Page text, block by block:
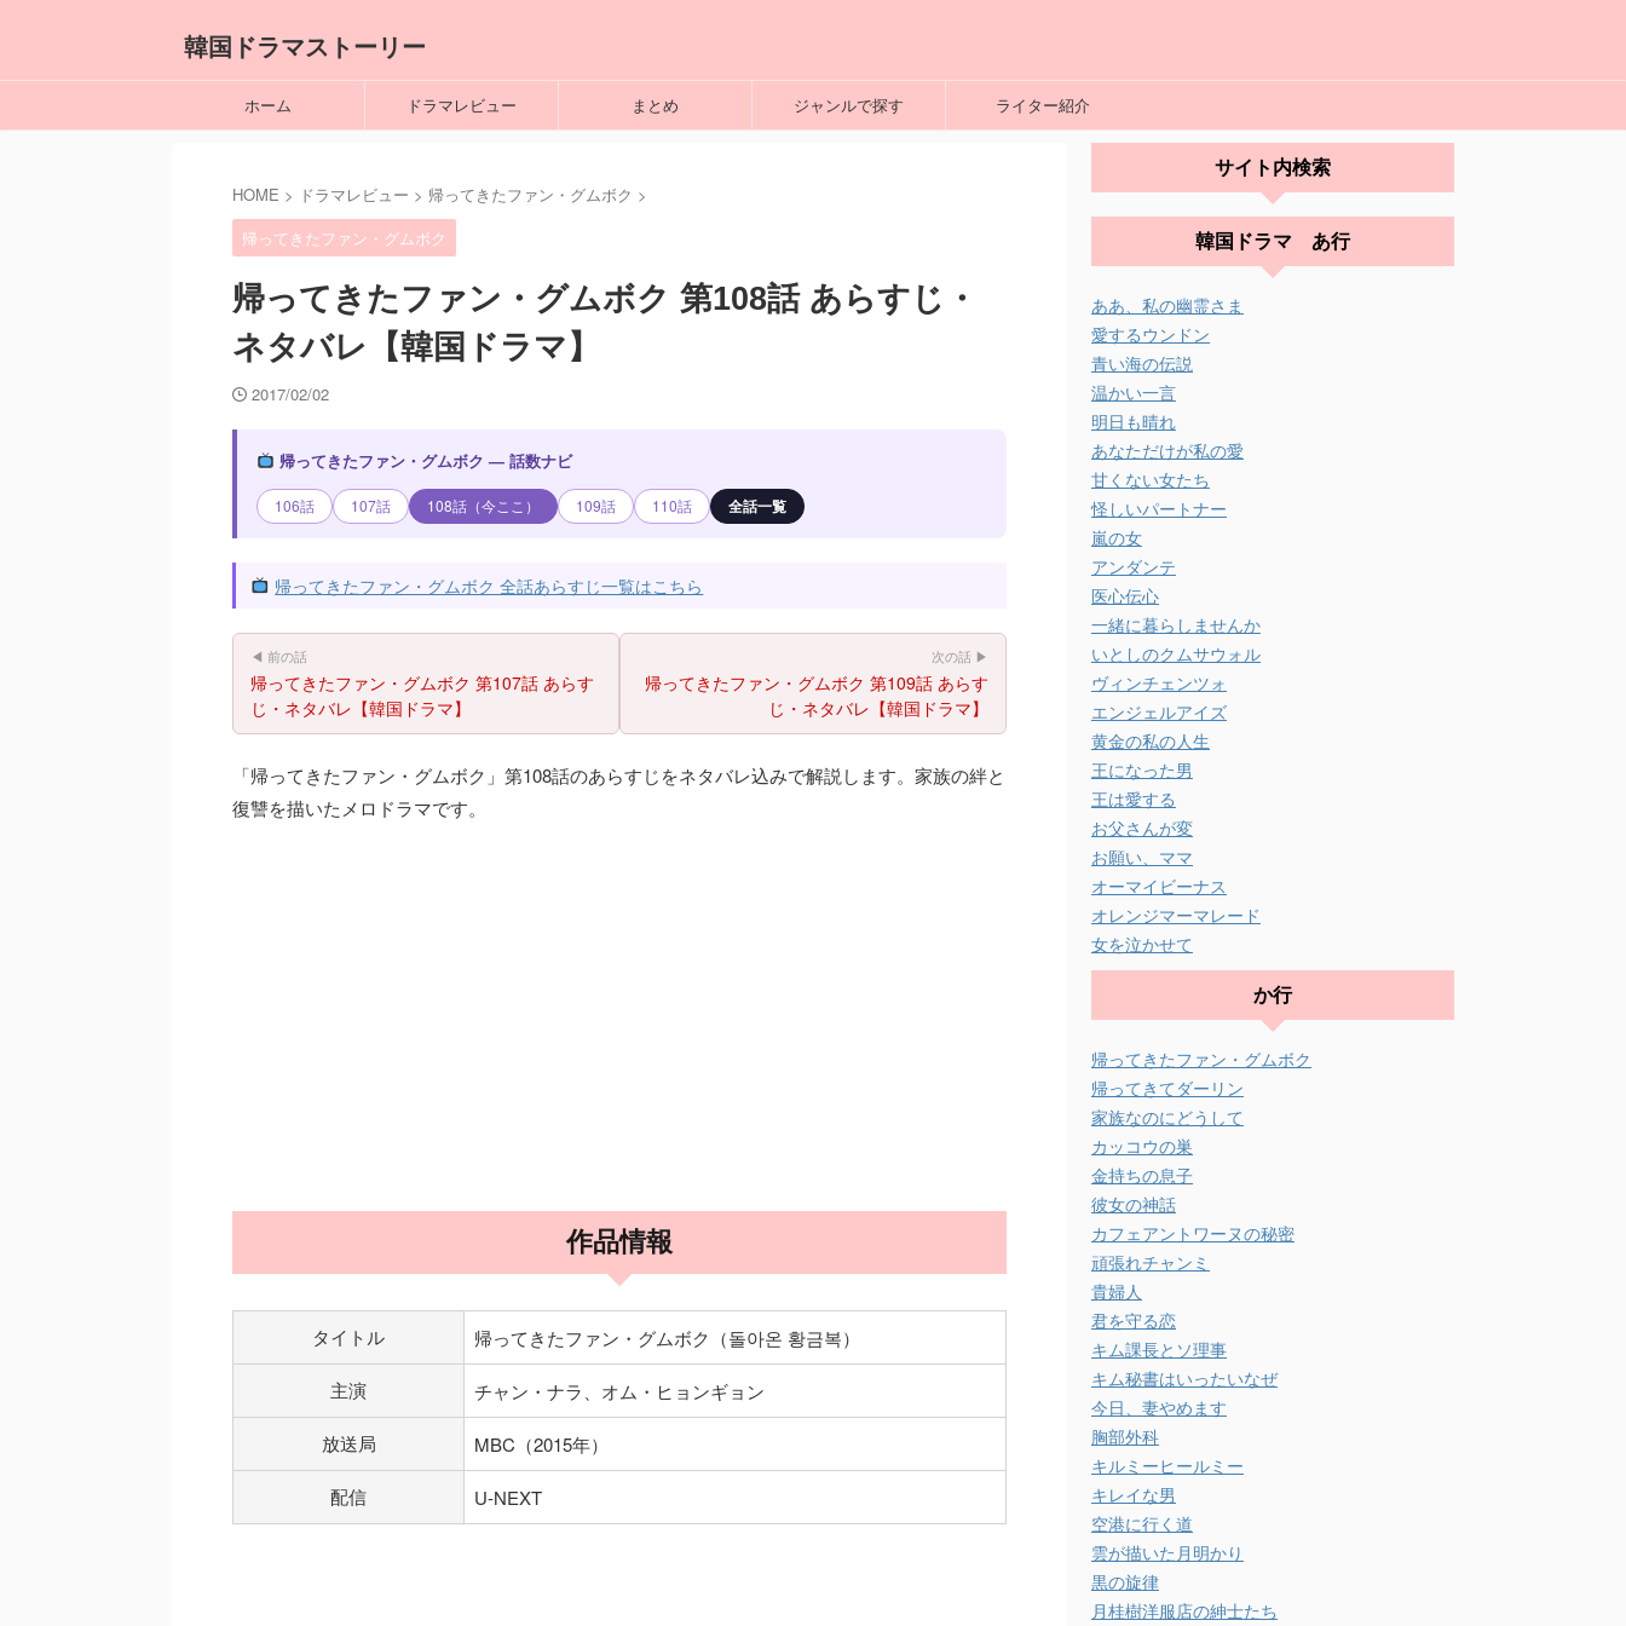
韓国ドラマストーリー
ホーム ドラマレビュー まとめ ジャンルで探す ライター紹介
HOME > ドラマレビュー > 帰ってきたファン・グムボク >
帰ってきたファン・グムボク
帰ってきたファン・グムボク 第108話 あらすじ・
ネタバレ【韓国ドラマ】
2017/02/02
帰ってきたファン・グムボク — 話数ナビ
106話 107話 108話（今ここ） 109話 110話 全話一覧
帰ってきたファン・グムボク 全話あらすじ一覧はこちら
◀ 前の話
帰ってきたファン・グムボク 第107話 あらす
じ・ネタバレ【韓国ドラマ】
次の話 ▶
帰ってきたファン・グムボク 第109話 あらす
じ・ネタバレ【韓国ドラマ】
「帰ってきたファン・グムボク」第108話のあらすじをネタバレ込みで解説します。家族の絆と
復讐を描いたメロドラマです。
作品情報
タイトル 帰ってきたファン・グムボク（돌아온 황금복）
主演 チャン・ナラ、オム・ヒョンギョン
放送局 MBC（2015年）
配信 U-NEXT
サイト内検索
韓国ドラマ あ行
ああ、私の幽霊さま
愛するウンドン
青い海の伝説
温かい一言
明日も晴れ
あなただけが私の愛
甘くない女たち
怪しいパートナー
嵐の女
アンダンテ
医心伝心
一緒に暮らしませんか
いとしのクムサウォル
ヴィンチェンツォ
エンジェルアイズ
黄金の私の人生
王になった男
王は愛する
お父さんが変
お願い、ママ
オーマイビーナス
オレンジマーマレード
女を泣かせて
か行
帰ってきたファン・グムボク
帰ってきてダーリン
家族なのにどうして
カッコウの巣
金持ちの息子
彼女の神話
カフェアントワーヌの秘密
頑張れチャンミ
貴婦人
君を守る恋
キム課長とソ理事
キム秘書はいったいなぜ
今日、妻やめます
胸部外科
キルミーヒールミー
キレイな男
空港に行く道
雲が描いた月明かり
黒の旋律
月桂樹洋服店の紳士たち